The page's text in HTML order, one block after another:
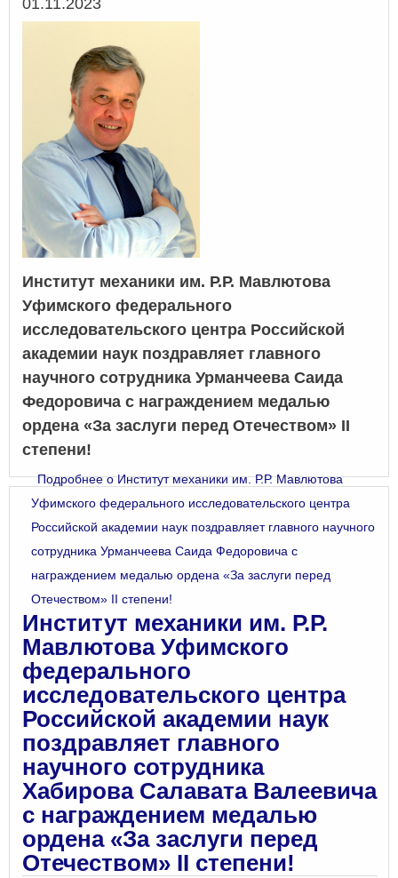
Институт механики им. Р.Р. Мавлютова
Уфимского федерального
исследовательского центра Российской
академии наук поздравляет главного
научного сотрудника Урманчеева Саида
Федоровича с награждением медалью
ордена «За заслуги перед Отечеством» II
степени!
Подробнеео Институт механики им. Р.Р. Мавлютова
Уфимского федерального исследовательского центра
Российской академии наук поздравляет главного научного
сотрудника Урманчеева Саида Федоровича с
награждением медалью ордена «За заслуги перед
Отечеством» II степени!
Институт механики им. Р.Р.
Мавлютова Уфимского
федерального
исследовательского центра
Российской академии наук
поздравляет главного
научного сотрудника
Хабирова Салавата Валеевича
с награждением медалью
ордена «За заслуги перед
Отечеством» II степени!